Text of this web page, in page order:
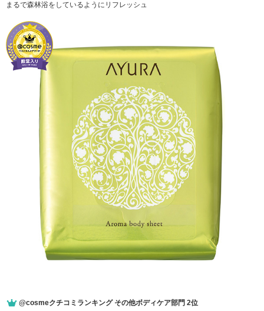
まるで森林浴をしているようにリフレッシュ
@cosmeクチコミランキング その他ボディケア部門 2位